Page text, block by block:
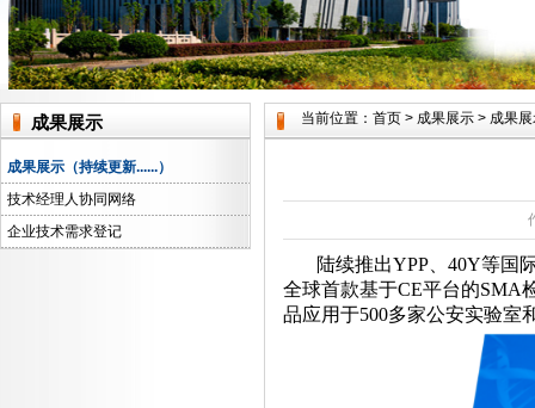
成果展示
成果展示（持续更新......）
技术经理人协同网络
企业技术需求登记
当前位置： 首页 > 成果展示 > 成果
陆续推出YPP、40Y等国际
全球首款基于CE平台的SMA
品应用于500多家公安实验室